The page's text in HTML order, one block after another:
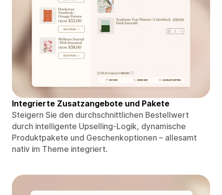
Integrierte Zusatzangebote und Pakete
Steigern Sie den durchschnittlichen Bestellwert
durch intelligente Upselling-Logik, dynamische
Produktpakete und Geschenkoptionen – allesamt
nativ im Theme integriert.